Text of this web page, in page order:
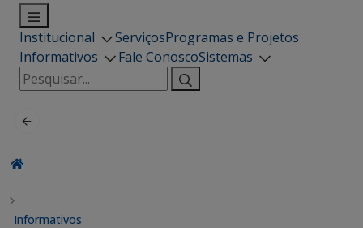
Institucional ServiçosProgramas e Projetos
Informativos
Fale ConoscoSistemas
Pesquisar
por:
Informativos